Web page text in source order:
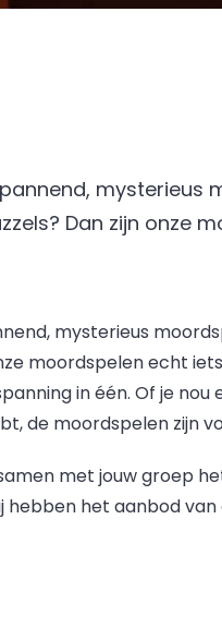
mysterieus
Dan zijn onze
mysterieus
moordspelen echt
in één. Of je nou
de moordspelen zijn
met jouw groep
hebben het aanbod van